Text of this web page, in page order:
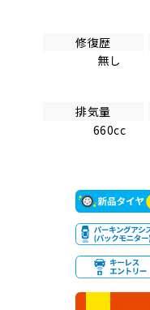
修復歴
無し
排気量
660cc